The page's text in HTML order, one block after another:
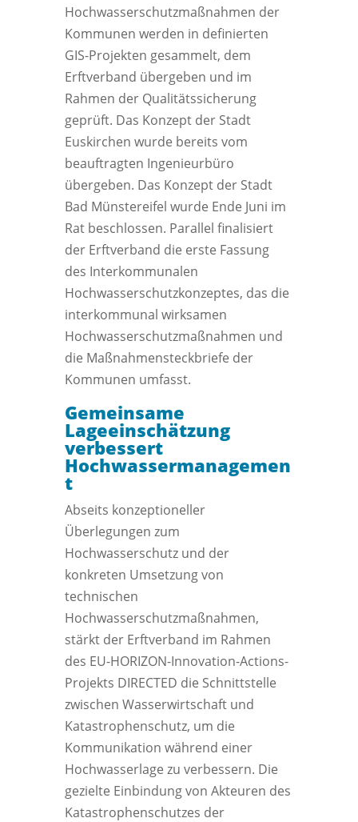
Hochwasserschutzmaßnahmen der
Kommunen werden in definierten
GIS-Projekten gesammelt, dem
Erftverband übergeben und im
Rahmen der Qualitätssicherung
geprüft. Das Konzept der Stadt
Euskirchen wurde bereits vom
beauftragten Ingenieurbüro
übergeben. Das Konzept der Stadt
Bad Münstereifel wurde Ende Juni im
Rat beschlossen. Parallel finalisiert
der Erftverband die erste Fassung
des Interkommunalen
Hochwasserschutzkonzeptes, das die
interkommunal wirksamen
Hochwasserschutzmaßnahmen und
die Maßnahmensteckbriefe der
Kommunen umfasst.
Gemeinsame
Lageeinschätzung
verbessert
Hochwassermanagemen
t
Abseits konzeptioneller
Überlegungen zum
Hochwasserschutz und der
konkreten Umsetzung von
technischen
Hochwasserschutzmaßnahmen,
stärkt der Erftverband im Rahmen
des EU-HORIZON-Innovation-Actions-
Projekts DIRECTED die Schnittstelle
zwischen Wasserwirtschaft und
Katastrophenschutz, um die
Kommunikation während einer
Hochwasserlage zu verbessern. Die
gezielte Einbindung von Akteuren des
Katastrophenschutzes der